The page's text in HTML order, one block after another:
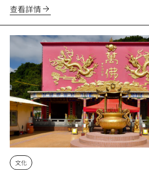
查看詳情
文化